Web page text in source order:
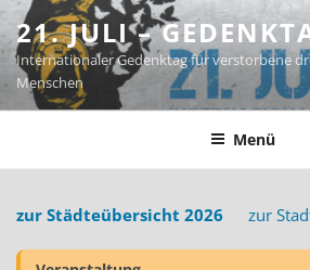
Zum
Inhalt
springen
21. JULI –
Internationaler Gedenktag für verstorbene
Menschen
Menü
zur Städteübersicht 2026 zur